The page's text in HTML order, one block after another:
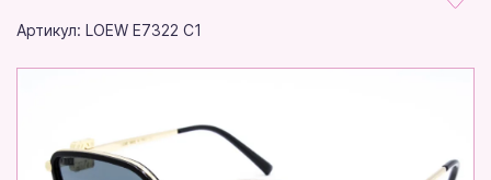
Артикул: LOEW E7322 C1